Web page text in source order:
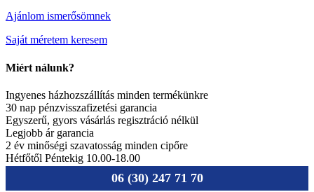
Ajánlom ismerősömnek
Saját méretem keresem
Miért nálunk?
Ingyenes házhozszállítás minden termékünkre
30 nap pénzvisszafizetési garancia
Egyszerű, gyors vásárlás regisztráció nélkül
Legjobb ár garancia
2 év minőségi szavatosság minden cipőre
Hétfőtől Péntekig 10.00-18.00
06 (30) 247 71 70